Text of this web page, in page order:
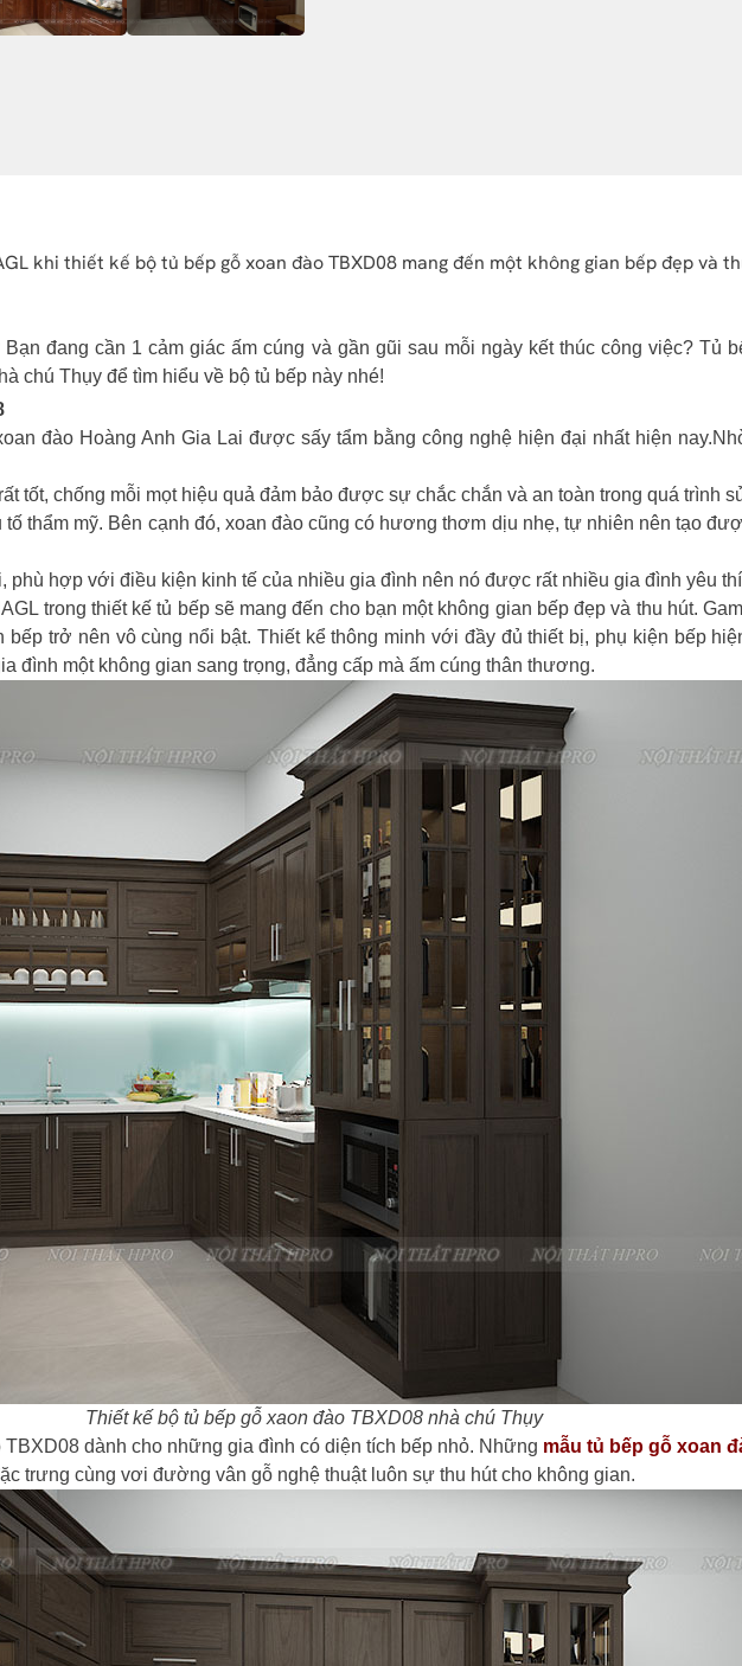
khi thiết kế bộ tủ bếp gỗ xoan đào TBXD08 mang đến một không gian bếp đẹp và
đang cần 1 cảm giác ấm cúng và gần gũi sau mỗi ngày kết thúc công việc? Tủ
chú Thụy để tìm hiểu về bộ tủ bếp này nhé!
đào Hoàng Anh Gia Lai được sấy tẩm bằng công nghệ hiện đại nhất hiện
tốt, chống mỗi mọt hiệu quả đảm bảo được sự chắc chắn và an toàn trong quá trình
thẩm mỹ. Bên cạnh đó, xoan đào cũng có hương thơm dịu nhẹ, tự nhiên nên tạo
phù hợp với điều kiện kinh tế của nhiều gia đình nên nó được rất nhiều gia đình yêu
trong thiết kế tủ bếp sẽ mang đến cho bạn một không gian bếp đẹp và thu hút.
trở nên vô cùng nổi bật. Thiết kể thông minh với đầy đủ thiết bị, phụ kiện bếp
đình một không gian sang trọng, đẳng cấp mà ấm cúng thân thương.
Thiết kế bộ tủ bếp gỗ xaon đào TBXD08 nhà chú Thụy
dành cho những gia đình có diện tích bếp nhỏ. Những mẫu tủ bếp gỗ xoan
trưng cùng vơi đường vân gỗ nghệ thuật luôn sự thu hút cho không gian.